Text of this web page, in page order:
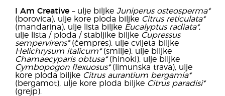
I Am Creative – ulje biljke Juniperus osteosperma*
(borovica), ulje kore ploda biljke Citrus reticulata*
(mandarina), ulje lista biljke Eucalyptus radiata*,
ulje lista / ploda / stabljike biljke Cupressus
sempervirens*(čempres), ulje cvijeta biljke
Helichrysum italicum*(smilje), ulje biljke
Chamaecyparis obtusa*(hinoki), ulje biljke
Cymbopogon flexuosus*(limunska trava), ulje
kore ploda biljke Citrus aurantium bergamia*
(bergamot), ulje kore ploda biljke Citrus paradisi*
(grejp).